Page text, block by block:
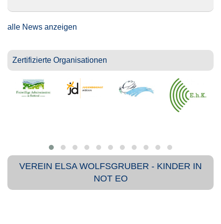
alle News anzeigen
Zertifizierte Organisationen
VEREIN ELSA WOLFSGRUBER - KINDER IN
NOT EO